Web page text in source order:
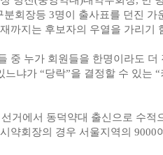
회장등 3명이 출사표를 던진 가
까지는 후보자의 우열을 가리기
중 누가 회원들을 한명이라도 더
느냐가 “당락”을 결정할 수 있는
거에서 동덕약대 출신으로 수적
약회장의 경우 서울지역의 9000